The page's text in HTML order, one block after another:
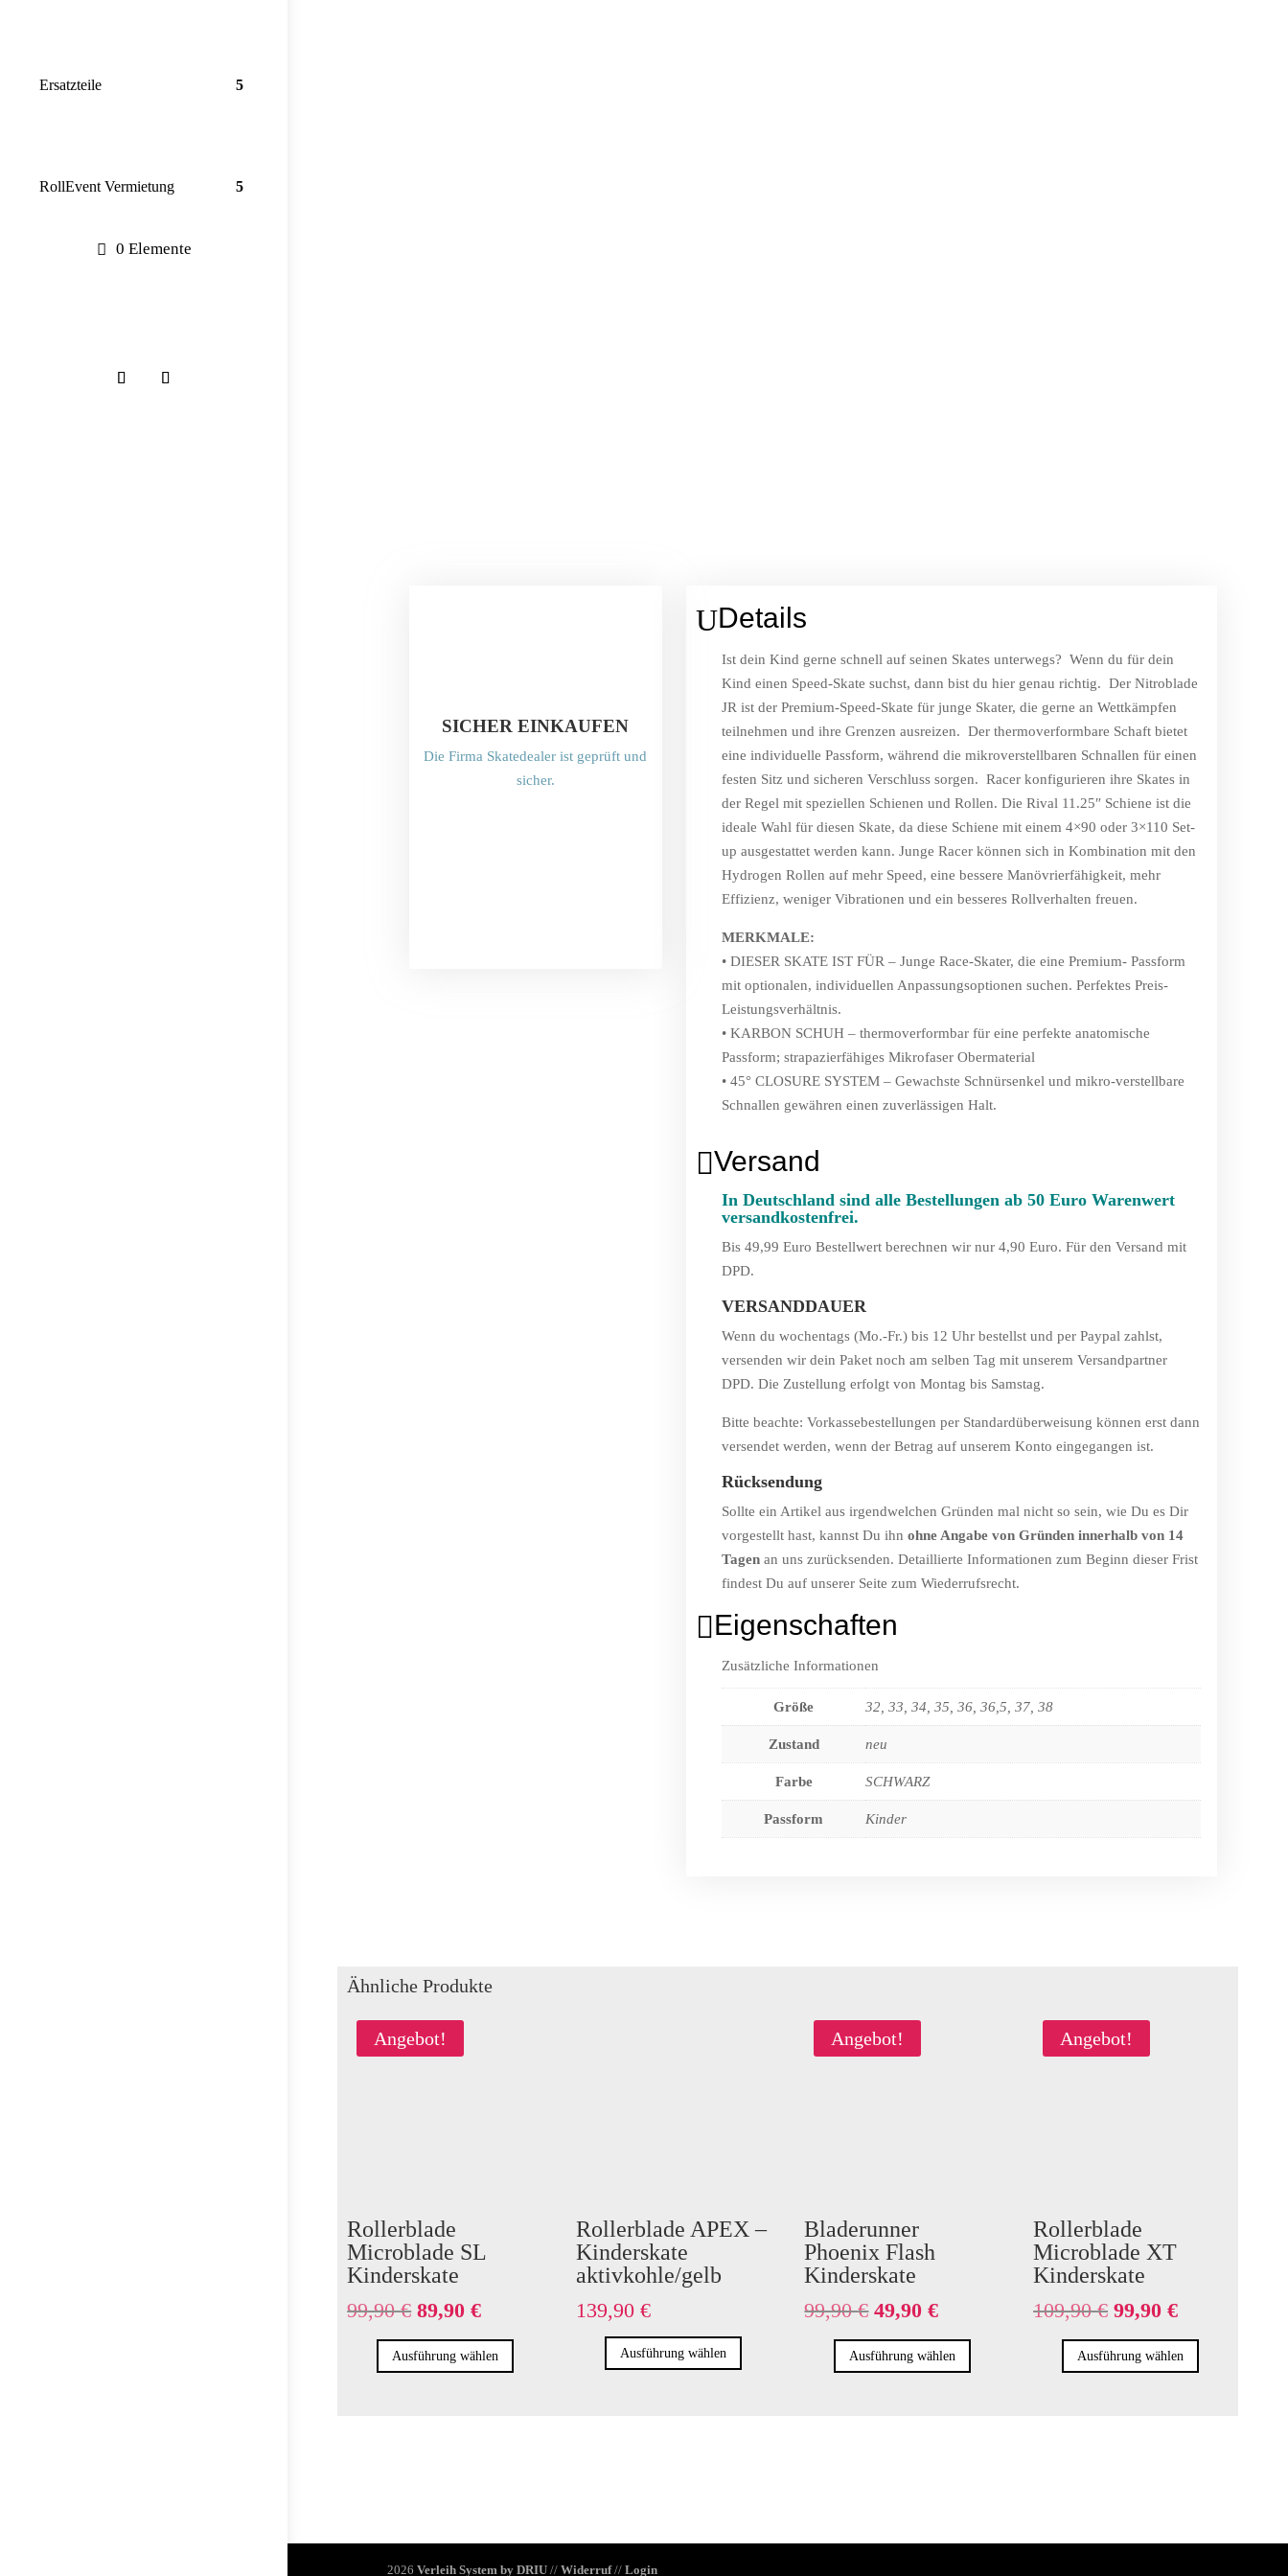
Ersatzteile
RollEvent Vermietung
0 Elemente
SICHER EINKAUFEN
Die Firma Skatedealer ist geprüft und
sicher.
UDetails
Ist dein Kind gerne schnell auf seinen Skates unterwegs? Wenn du für dein
Kind einen Speed-Skate suchst, dann bist du hier genau richtig. Der Nitroblade
JR ist der Premium-Speed-Skate für junge Skater, die gerne an Wettkämpfen
teilnehmen und ihre Grenzen ausreizen. Der thermoverformbare Schaft bietet
eine individuelle Passform, während die mikroverstellbaren Schnallen für einen
festen Sitz und sicheren Verschluss sorgen. Racer konfigurieren ihre Skates in
der Regel mit speziellen Schienen und Rollen. Die Rival 11.25″ Schiene ist die
ideale Wahl für diesen Skate, da diese Schiene mit einem 4×90 oder 3×110 Set-
up ausgestattet werden kann. Junge Racer können sich in Kombination mit den
Hydrogen Rollen auf mehr Speed, eine bessere Manövrierfähigkeit, mehr
Effizienz, weniger Vibrationen und ein besseres Rollverhalten freuen.
MERKMALE:
• DIESER SKATE IST FÜR – Junge Race-Skater, die eine Premium- Passform
mit optionalen, individuellen Anpassungsoptionen suchen. Perfektes Preis-
Leistungsverhältnis.
• KARBON SCHUH – thermoverformbar für eine perfekte anatomische
Passform; strapazierfähiges Mikrofaser Obermaterial
• 45° CLOSURE SYSTEM – Gewachste Schnürsenkel und mikro-verstellbare
Schnallen gewähren einen zuverlässigen Halt.
Versand
In Deutschland sind alle Bestellungen ab 50 Euro Warenwert
versandkostenfrei.
Bis 49,99 Euro Bestellwert berechnen wir nur 4,90 Euro. Für den Versand mit
DPD.
VERSANDDAUER
Wenn du wochentags (Mo.-Fr.) bis 12 Uhr bestellst und per Paypal zahlst,
versenden wir dein Paket noch am selben Tag mit unserem Versandpartner
DPD. Die Zustellung erfolgt von Montag bis Samstag.
Bitte beachte: Vorkassebestellungen per Standardüberweisung können erst dann
versendet werden, wenn der Betrag auf unserem Konto eingegangen ist.
Rücksendung
Sollte ein Artikel aus irgendwelchen Gründen mal nicht so sein, wie Du es Dir
vorgestellt hast, kannst Du ihnohne Angabe von Gründen innerhalb von 14
Tagen an uns zurücksenden. Detaillierte Informationen zum Beginn dieser Frist
findest Du auf unserer Seite zum Wiederrufsrecht.
Eigenschaften
Zusätzliche Informationen
Größe 32, 33, 34, 35, 36, 36,5, 37, 38
Zustand neu
Farbe SCHWARZ
Passform Kinder
Ähnliche Produkte
Angebot!
Rollerblade
Microblade SL
Kinderskate
99,90€ Ursprünglicher
Preis
war:
89,90€Aktueller
Preis
ist:
Ausführung wählen
Dieses
Rollerblade APEX –
Kinderskate
aktivkohle/gelb
139,90 €
Ausführung wählen
Dieses
Angebot!
Bladerunner
Phoenix Flash
Kinderskate
99,90€ Ursprünglicher
Preis
war:
49,90€Aktueller
Preis
ist:
Ausführung wählen
Dieses
Angebot!
Rollerblade
Microblade XT
Kinderskate
109,90€ Ursprünglicher
Preis
war:
99,90€Aktueller
Preis
ist:
Ausführung wählen
Dieses
2026Verleih System by DRIU //Widerruf//Login